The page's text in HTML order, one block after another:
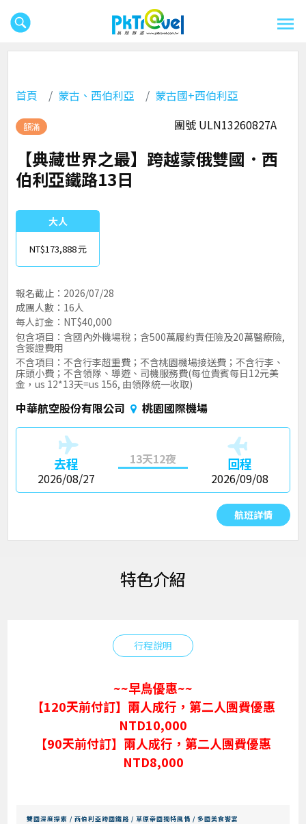
首頁 蒙古、西伯利亞 蒙古國+西伯利亞
額滿 團號 ULN13260827A
【典藏世界之最】跨越蒙俄雙國．西
伯利亞鐵路13日
大人
NT$173,888
報名截止：2026/07/28
成團人數：16人
每人訂金：NT$40,000
包含項目：含國內外機場稅；含500萬履約責任險及20萬醫療險,
含簽證費用
不含項目：不含行李超重費；不含桃園機場接送費；不含行李、
床頭小費；不含領隊、導遊、司機服務費(每位貴賓每日12元美
金，us 12*13天=us 156, 由領隊統一收取)
中華航空股份有限公司 桃園國際機場
去程
2026/08/27
13天12夜 回程
2026/09/08
航班詳情
特色介紹
行程說明
~~早鳥優惠~~
【120天前付訂】兩人成行，第二人團費優惠
NTD10,000
【90天前付訂】兩人成行，第二人團費優惠
NTD8,000
雙國深度探索 / 西伯利亞跨國鐵路 / 草原帝國獨特風情 / 多國美食饗宴